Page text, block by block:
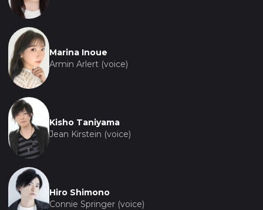
Marina Inoue
Armin Arlert (voice)
Kisho Taniyama
Jean Kirstein (voice)
Hiro Shimono
Connie Springer (voice)